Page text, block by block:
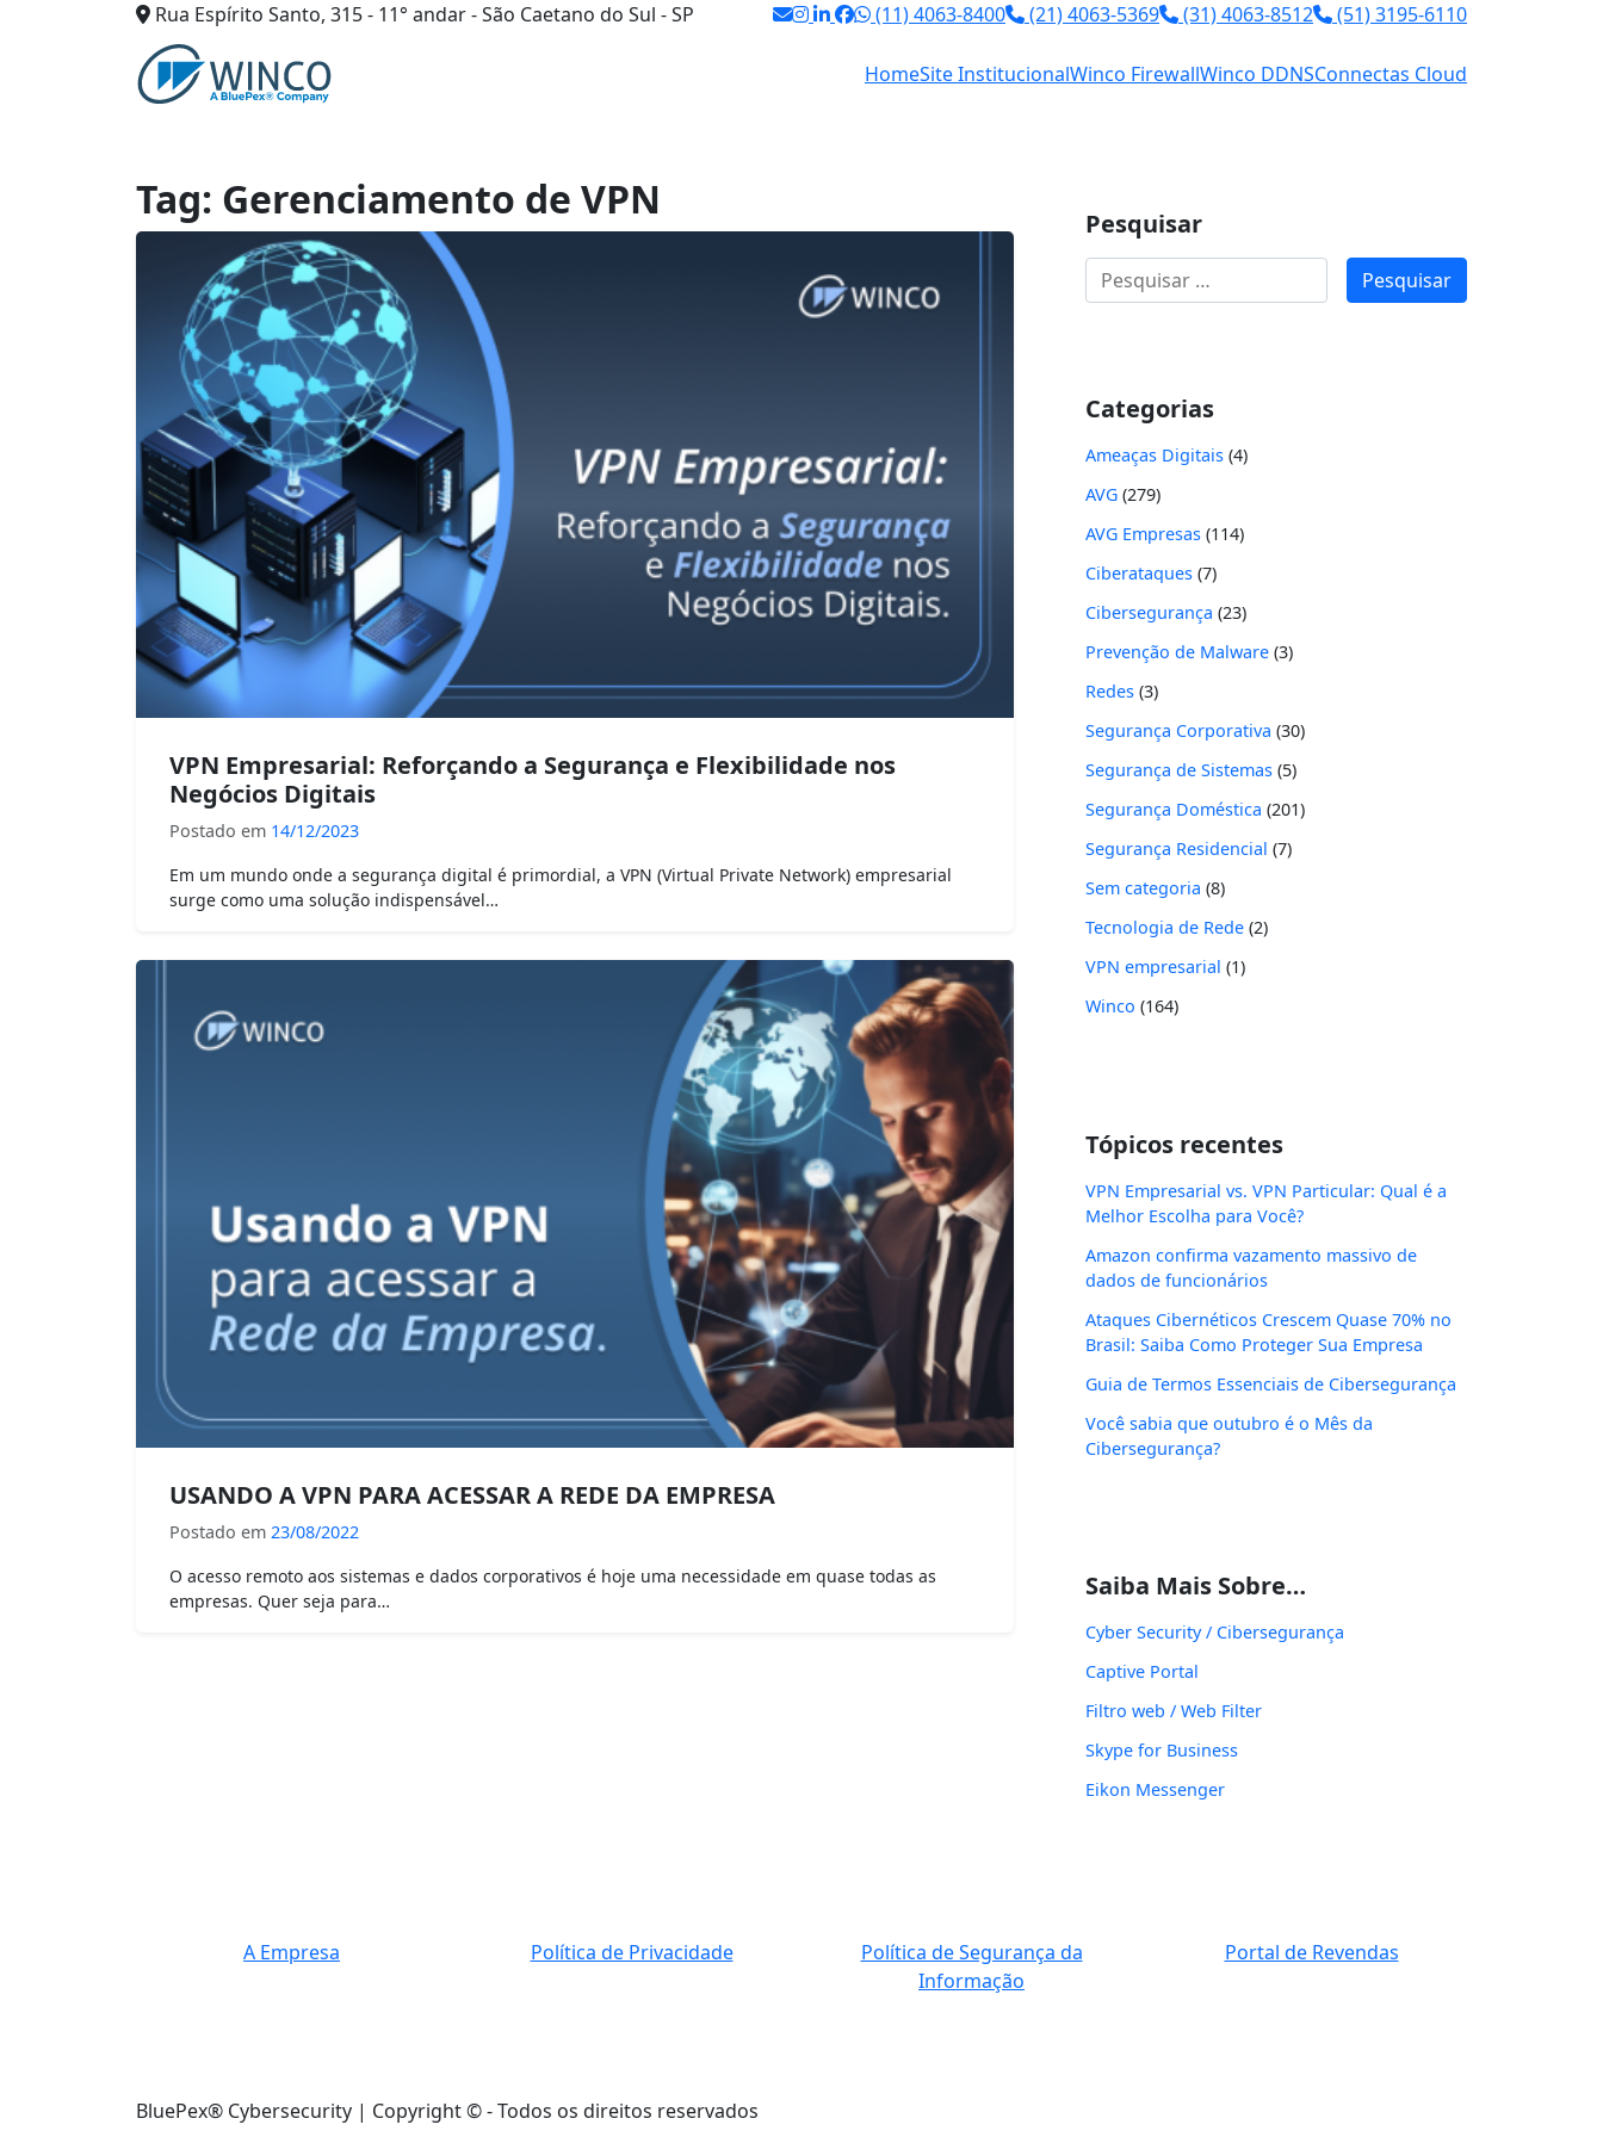
Rua Espírito Santo, 315 - 11° andar - São Caetano do Sul - SP (11) 4063-8400 (21) 4063-5369 (31) 4063-8512
(51) 3195-6110
HomeSite InstitucionalWinco FirewallWinco DDNSConnectas Cloud
Tag: Gerenciamento de VPN
VPN Empresarial: Reforçando a Segurança e Flexibilidade nos
Negócios Digitais
Postado em 14/12/2023
Em um mundo onde a segurança digital é primordial, a VPN (Virtual Private Network) empresarial
surge como uma solução indispensável…
USANDO A VPN PARA ACESSAR A REDE DA EMPRESA
Postado em 23/08/2022
O acesso remoto aos sistemas e dados corporativos é hoje uma necessidade em quase todas as
empresas. Quer seja para…
Pesquisar
Pesquisar
por:
Categorias
Ameaças Digitais (4)
AVG (279)
AVG Empresas (114)
Ciberataques (7)
Cibersegurança (23)
Prevenção de Malware (3)
Redes (3)
Segurança Corporativa (30)
Segurança de Sistemas (5)
Segurança Doméstica (201)
Segurança Residencial (7)
Sem categoria (8)
Tecnologia de Rede (2)
VPN empresarial (1)
Winco (164)
Tópicos recentes
VPN Empresarial vs. VPN Particular: Qual é a
Melhor Escolha para Você?
Amazon confirma vazamento massivo de
dados de funcionários
Ataques Cibernéticos Crescem Quase 70% no
Brasil: Saiba Como Proteger Sua Empresa
Guia de Termos Essenciais de Cibersegurança
Você sabia que outubro é o Mês da
Cibersegurança?
Saiba Mais Sobre…
Cyber Security / Cibersegurança
Captive Portal
Filtro web / Web Filter
Skype for Business
Eikon Messenger
A Empresa Política de Privacidade
Política de Segurança da
Informação
Portal de Revendas
BluePex® Cybersecurity | Copyright © - Todos os direitos reservados